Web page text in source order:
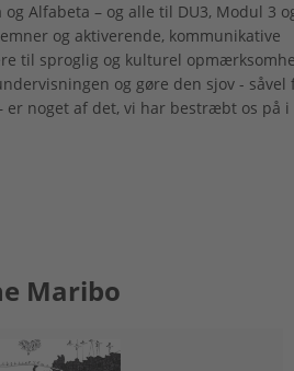
og Alfabeta – og alle til DU3, Modul 3
og aktiverende, kommunikative
til sproglig og kulturel
og gøre den sjov - såvel
noget af det, vi har bestræbt os på i
Maribo